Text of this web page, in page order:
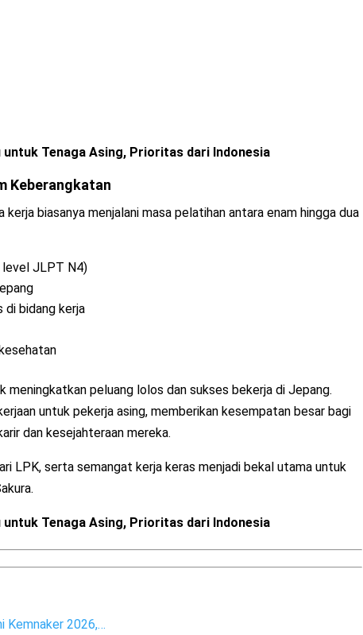
untuk Tenaga Asing, Prioritas dari Indonesia
Keberangkatan
biasanya menjalani masa pelatihan antara enam hingga dua
level JLPT N4)
di bidang kerja
meningkatkan peluang lolos dan sukses bekerja di Jepang.
untuk pekerja asing, memberikan kesempatan besar bagi
dan kesejahteraan mereka.
LPK, serta semangat kerja keras menjadi bekal utama untuk
untuk Tenaga Asing, Prioritas dari Indonesia
Kemnaker 2026,…